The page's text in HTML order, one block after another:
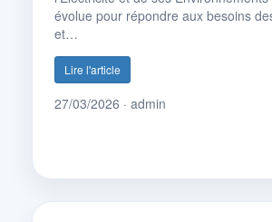
évolue pour répondre aux besoins
et…
Lire l'article
27/03/2026 · admin